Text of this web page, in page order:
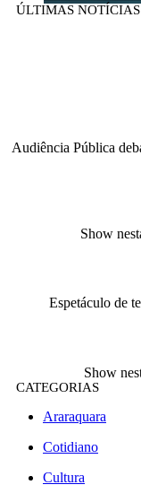
ÚLTIMAS NOTÍCIAS
Audiência Pública
Show
Espetáculo de
Show
CATEGORIAS
Araraquara
Cotidiano
Cultura